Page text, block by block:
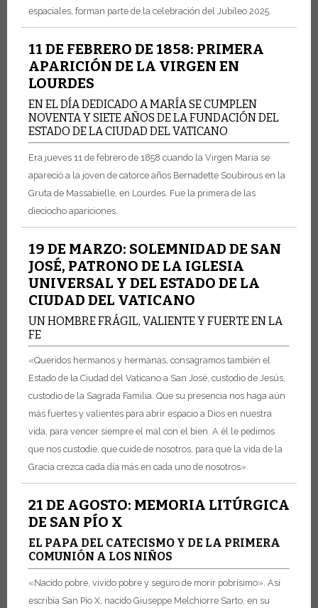
espaciales, forman parte de la celebración del Jubileo 2025.
11 DE FEBRERO DE 1858: PRIMERA
APARICIÓN DE LA VIRGEN EN
LOURDES
EN EL DÍA DEDICADO A MARÍA SE CUMPLEN
NOVENTA Y SIETE AÑOS DE LA FUNDACIÓN DEL
ESTADO DE LA CIUDAD DEL VATICANO
Era jueves 11 de febrero de 1858 cuando la Virgen María se
apareció a la joven de catorce años Bernadette Soubirous en la
Gruta de Massabielle, en Lourdes. Fue la primera de las
dieciocho apariciones.
19 DE MARZO: SOLEMNIDAD DE SAN
JOSÉ, PATRONO DE LA IGLESIA
UNIVERSAL Y DEL ESTADO DE LA
CIUDAD DEL VATICANO
UN HOMBRE FRÁGIL, VALIENTE Y FUERTE EN LA
FE
«Queridos hermanos y hermanas, consagramos también el
Estado de la Ciudad del Vaticano a San José, custodio de Jesús,
custodio de la Sagrada Familia. Que su presencia nos haga aún
más fuertes y valientes para abrir espacio a Dios en nuestra
vida, para vencer siempre el mal con el bien. A él le pedimos
que nos custodie, que cuide de nosotros, para que la vida de la
Gracia crezca cada día más en cada uno de nosotros».
21 DE AGOSTO: MEMORIA LITÚRGICA
DE SAN PÍO X
EL PAPA DEL CATECISMO Y DE LA PRIMERA
COMUNIÓN A LOS NIÑOS
«Nacido pobre, vivido pobre y seguro de morir pobrísimo». Así
escribía San Pío X, nacido Giuseppe Melchiorre Sarto, en su